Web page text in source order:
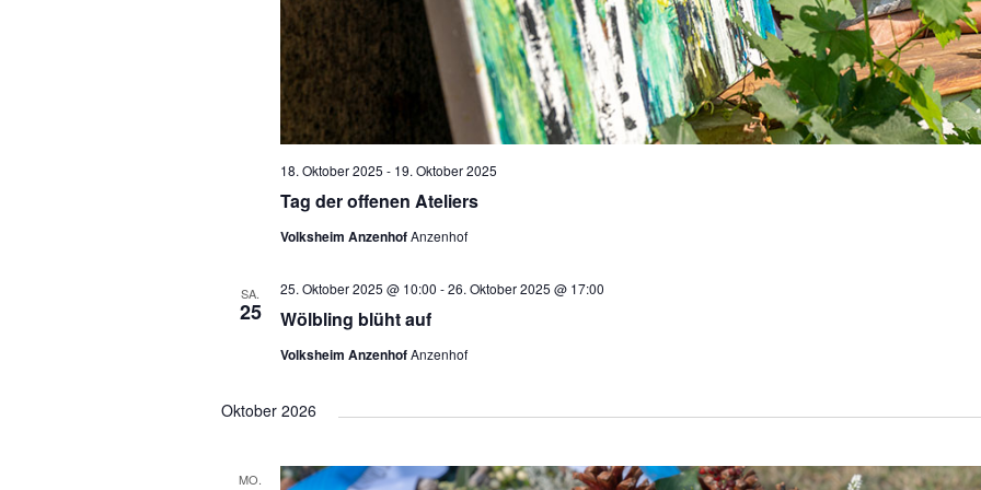
Tag der offenen Ateliers
18. Oktober 2025 - 19. Oktober 2025
Volksheim AnzenhofAnzenhof
SA.
25 Wölbling blüht auf
25. Oktober 2025 @ 10:00 -26. Oktober 2025 @ 17:00
Volksheim AnzenhofAnzenhof
Oktober 2026
MO.